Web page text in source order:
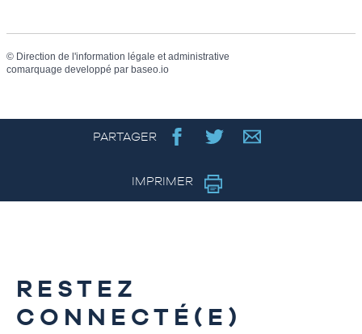
© Direction de l'information légale et administrative
comarquage developpé par baseo.io
PARTAGER
IMPRIMER
RESTEZ
CONNECTÉ(E)